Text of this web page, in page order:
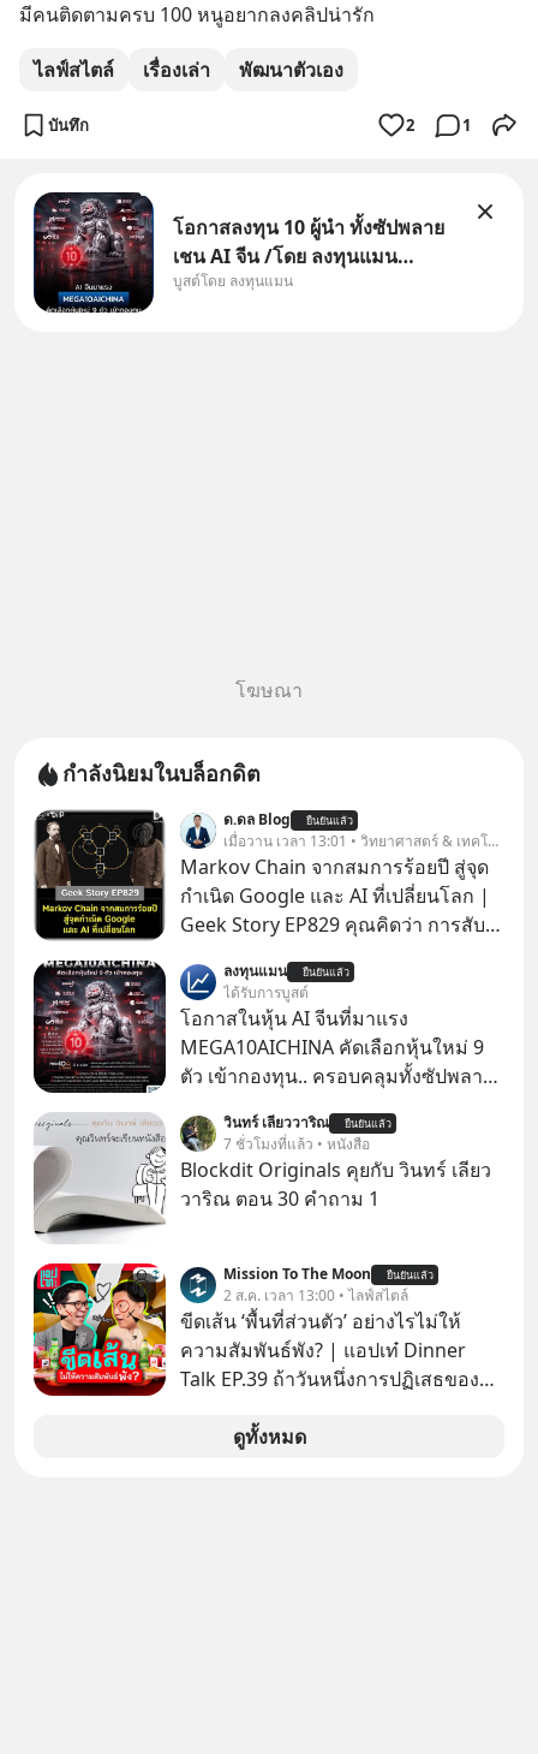
มีคนติดตามครบ 100 หนูอยากลงคลิปน่ารัก
ไลฟ์สไตล์ เรื่องเล่า พัฒนาตัวเอง
บันทึก 2 1
โอกาสลงทุน 10 ผู้นำ ทั้งซัปพลาย
เชน AI จีน /โดย ลงทุนแมน
✅ลงทุนตรง คัด 10 ผู้นำเน้น ๆ ใน
บูสต์โดย ลงทุนแมน
โฆษณา
กำลังนิยมในบล็อกดิต
ด.ดล Blog ยืนยันแล้ว
เมื่อวาน เวลา 13:01 • วิทยาศาสตร์ & เทคโนโลยี
Markov Chain จากสมการร้อยปี สู่จุด
กำเนิด Google และ AI ที่เปลี่ยนโลก |
Geek Story EP829 คุณคิดว่า การสับ
นิวเคลียร์ อัลกอริทึมของ Google ที่ใช้
โค่นล้มแชมป์เก่าอย่าง Yahoo และ
ความฉลาดของ AI ในปัจจุบัน มีอะไรที่
เหมือนกัน? เชื่อหรือไม่ว่า สิ่งเปลี่ยนโลก
ทั้งหมดนี้ ล้วนมีจุดเริ่มต้นมาจาก “การ
ทะเลาะกัน” ของนักคณิตศาสตร์ชาว
รัสเซียสองคนเมื่อกว่าร้อยปีก่อน! จาก
สมการที่เคยถูกมองว่าไร้สาระและไม่มี
ประโยชน์ สู่รากฐานของเทคโนโลยี
สมการนี้เกิดขึ้นได้อย่างไร และมันเข้า
มาพลิกโฉมหน้าประวัติศาสตร์
มนุษยชาติจนถึงยุค AI ได้อย่างไร EP นี้
เราจะมาเจาะลึกเบื้องหลังความลับนี้ไป
พร้อมกันครับ เลือกฟังกันได้เลยนะครับ
ช่อง Geek Forever’s Podcast ของผม
ลงทุนแมน ยืนยันแล้ว
ได้รับการบูสต์
โอกาสในหุ้น AI จีนที่มาแรง
MEGA10AICHINA คัดเลือกหุ้นใหม่ 9
ตัว เข้ากองทุน.. ครอบคลุมทั้งซัปพลาย
โปรโมชัน ลด 50% ค่าธรรมเนียมซื้อ |
ยอด 2 ล้านบาทขึ้นไป ฟรีค่าธรรมเนียม
ซื้อ
วินทร์ เลียววาริณ ยืนยันแล้ว
7 ชั่วโมงที่แล้ว • หนังสือ
Blockdit Originals คุยกับ วินทร์ เลียว
วาริณ ตอน 30 คำถาม 1
Mission To The Moon ยืนยันแล้ว
2 ส.ค. เวลา 13:00 • ไลฟ์สไตล์
ขีดเส้น ‘พื้นที่ส่วนตัว’ อย่างไรไม่ให้
ความสัมพันธ์พัง? | แอปเท๋ Dinner
Talk EP.39 ถ้าวันหนึ่งการปฏิเสธของ
ตั้งกำแพงใส่และมองว่าเราเห็นแก่ตัวทั้ง
ดูทั้งหมด